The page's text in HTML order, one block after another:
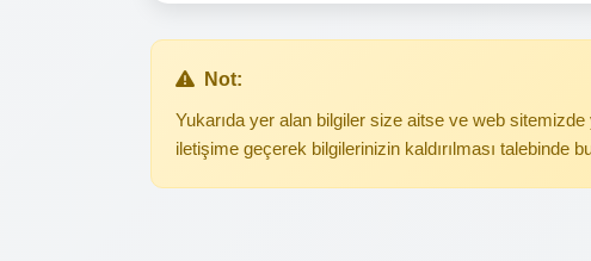
Not:
Yukarıda yer alan bilgiler size aitse ve web
iletişime geçerek bilgilerinizin kaldırılması talebinde